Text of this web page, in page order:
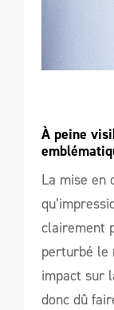
À peine
La mise en
clairement
perturbé le
impact sur
donc dû